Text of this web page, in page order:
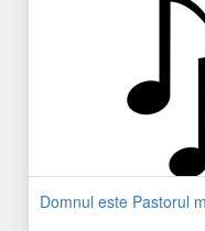
Domnul este Pastorul